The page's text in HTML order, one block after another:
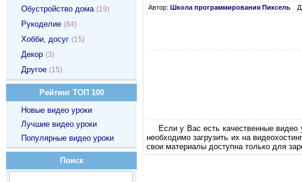
Автор: Школа программирования Пиксель
Если у Вас есть качественные
необходимо загрузить их на
свои материалы доступна только для
Обустройство дома (19)
Рукоделие (84)
Хобби, досуг (15)
Декор (3)
Другое (15)
Рейтинг ТОП 100
Новые видео уроки
Лучшие видео уроки
Популярные видео уроки
Поиск